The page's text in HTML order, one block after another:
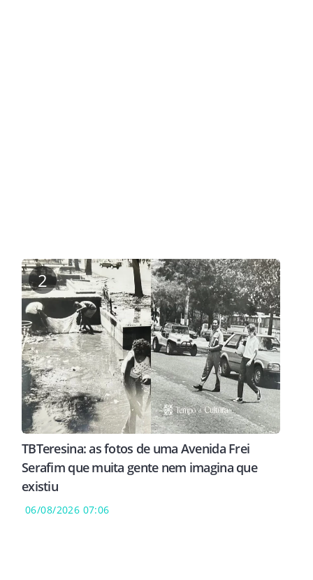
2
TBTeresina: as fotos de uma Avenida Frei
Serafim que muita gente nem imagina que
existiu
06/08/2026 07:06